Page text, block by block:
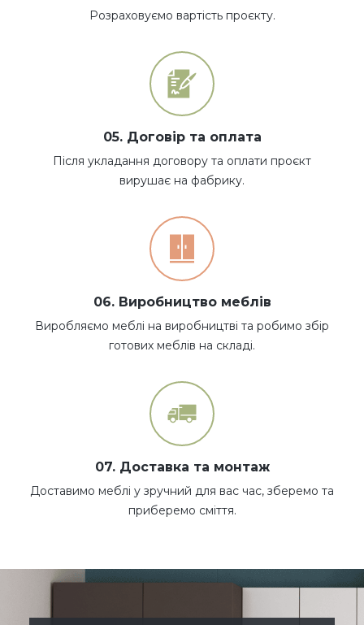
Розраховуємо вартість проєкту.
05. Договір та оплата
Після укладання договору та оплати проєкт
вирушає на фабрику.
06. Виробництво меблів
Виробляємо меблі на виробництві та робимо збір
готових меблів на складі.
07. Доставка та монтаж
Доставимо меблі у зручний для вас час, зберемо та
приберемо сміття.